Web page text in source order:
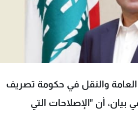
العامة والنقل في حكومة تصريف
بيان، أن "الإصلاحات التي